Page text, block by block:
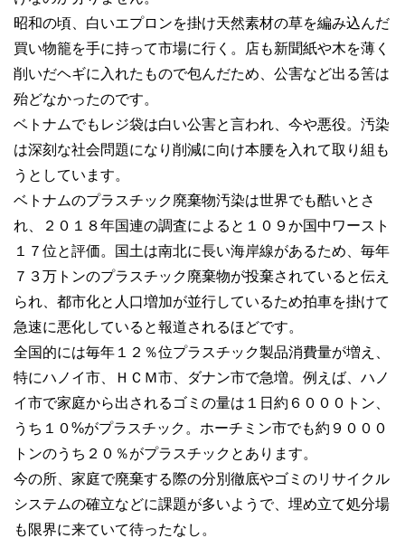
昭和の頃、白いエプロンを掛け天然素材の草を編み込んだ
買い物籠を手に持って市場に行く。店も新聞紙や木を薄く
削いだヘギに入れたもので包んだため、公害など出る筈は
殆どなかったのです。
ベトナムでもレジ袋は白い公害と言われ、今や悪役。汚染
は深刻な社会問題になり削減に向け本腰を入れて取り組も
うとしています。
ベトナムのプラスチック廃棄物汚染は世界でも酷いとさ
れ、２０１８年国連の調査によると１０９か国中ワースト
１７位と評価。国土は南北に長い海岸線があるため、毎年
７３万トンのプラスチック廃棄物が投棄されていると伝え
られ、都市化と人口増加が並行しているため拍車を掛けて
急速に悪化していると報道されるほどです。
全国的には毎年１２％位プラスチック製品消費量が増え、
特にハノイ市、ＨＣＭ市、ダナン市で急増。例えば、ハノ
イ市で家庭から出されるゴミの量は１日約６０００トン、
うち１０%がプラスチック。ホーチミン市でも約９０００
トンのうち２０％がプラスチックとあります。
今の所、家庭で廃棄する際の分別徹底やゴミのリサイクル
システムの確立などに課題が多いようで、埋め立て処分場
も限界に来ていて待ったなし。